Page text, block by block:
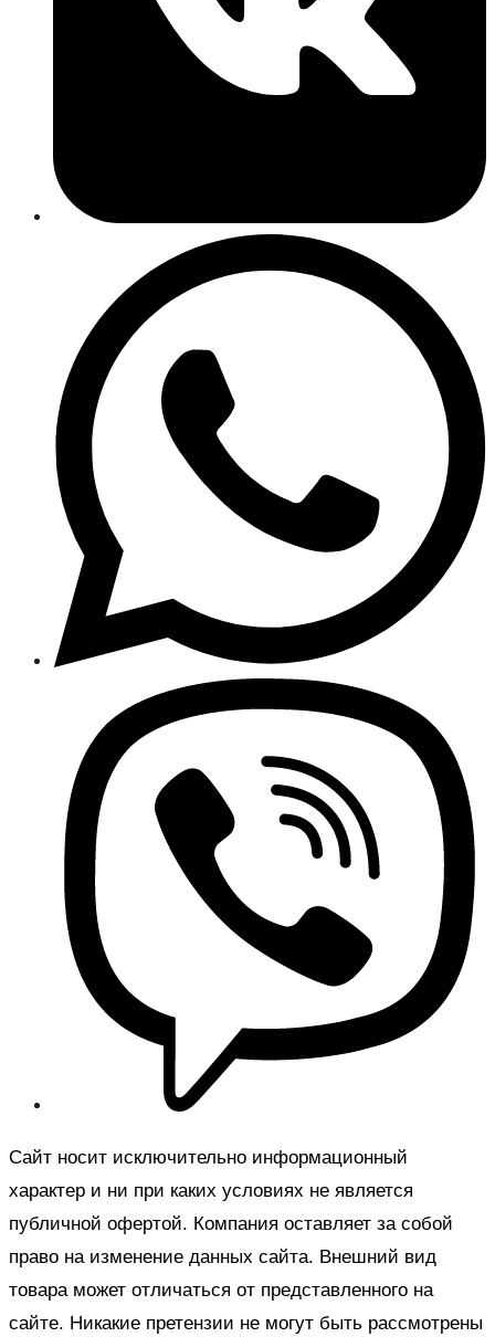
Сайт носит исключительно информационный
характер и ни при каких условиях не является
публичной офертой. Компания оставляет за собой
право на изменение данных сайта. Внешний вид
товара может отличаться от представленного на
сайте. Никакие претензии не могут быть рассмотрены